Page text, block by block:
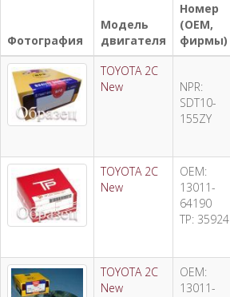
Фотография
Модель
двигателя
Номер
(OEM,
фирмы)
TOYOTA 2C
New
NPR:
SDT10-
155ZY
TOYOTA 2C
New
OEM:
13011-
64190
TP: 35924
TOYOTA 2C
New
OEM:
13011-